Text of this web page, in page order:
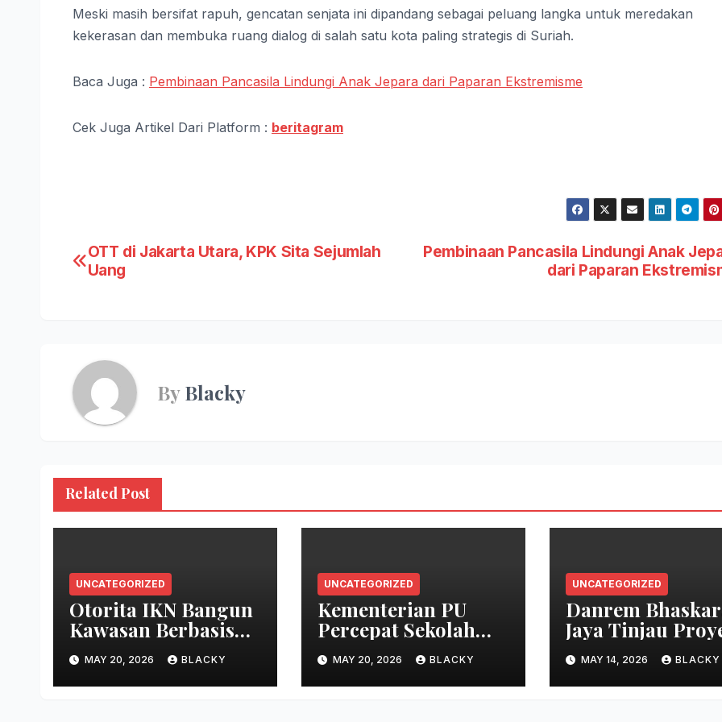
Meski masih bersifat rapuh, gencatan senjata ini dipandang sebagai peluang langka untuk meredakan
kekerasan dan membuka ruang dialog di salah satu kota paling strategis di Suriah.
Baca Juga : Pembinaan Pancasila Lindungi Anak Jepara dari Paparan Ekstremisme
Cek Juga Artikel Dari Platform : beritagram
Post
Pembinaan Pancasila Lindungi Anak
dari Paparan
OTT di Jakarta Utara, KPK Sita Sejumlah
Uang
ByBlacky
Related Post
UNCATEGORIZED
Otorita IKN Bangun
Kawasan Berbasis
Pemberdayaan
MAY 20, 2026 BLACKY
UNCATEGORIZED
Kementerian PU
Percepat Sekolah
Rakyat Ogan Ilir
MAY 20, 2026 BLACKY
UNCATEGORIZED
Danrem
Jaya Tinjau
Strategis
MAY 14, 2026 BLACKY